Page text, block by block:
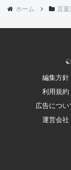
ホーム 言葉
編集方針
利用規約
広告につい
運営会社